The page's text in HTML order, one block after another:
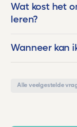
Wat kost het
leren?
Wanneer kan
Alle veelgestelde